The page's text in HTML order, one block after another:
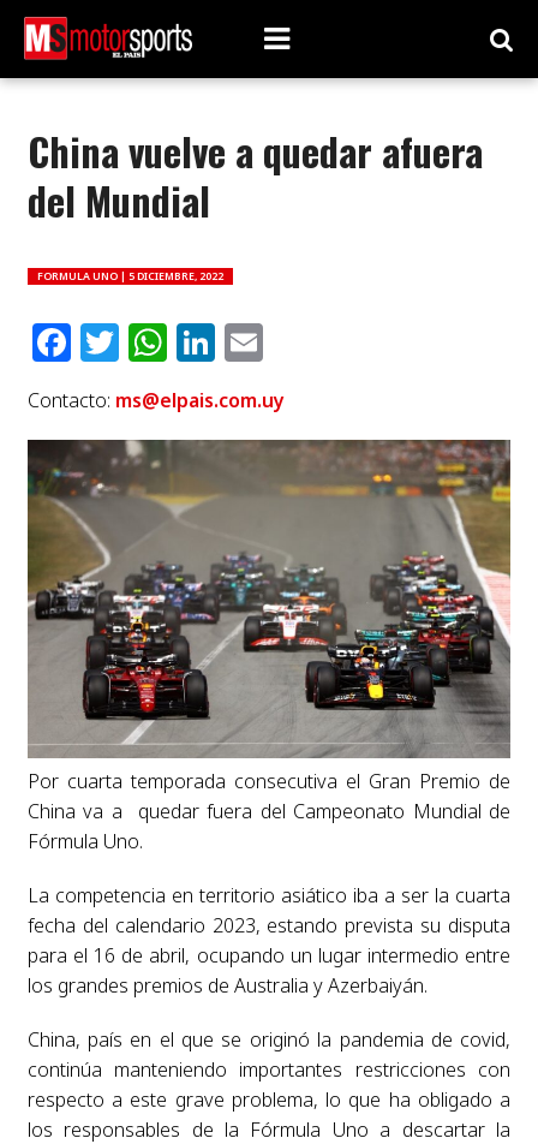
China vuelve a quedar afuera
del Mundial
FORMULA UNO | 5 DICIEMBRE, 2022
Facebook
Twitter
WhatsApp
LinkedIn
Email
Contacto: ms@elpais.com.uy
Por cuarta temporada consecutiva el Gran Premio de
China va a quedar fuera del Campeonato Mundial de
Fórmula Uno.
La competencia en territorio asiático iba a ser la cuarta
fecha del calendario 2023, estando prevista su disputa
para el 16 de abril, ocupando un lugar intermedio entre
los grandes premios de Australia y Azerbaiyán.
China, país en el que se originó la pandemia de covid,
continúa manteniendo importantes restricciones con
respecto a este grave problema, lo que ha obligado a
los responsables de la Fórmula Uno a descartar la